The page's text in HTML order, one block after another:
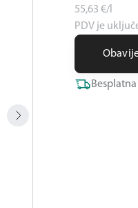
55,63 €/l
PDV je